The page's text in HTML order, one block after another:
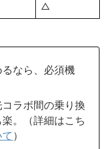
△
なら、必須機
ラボ間の乗り換
。（詳細はこち
）